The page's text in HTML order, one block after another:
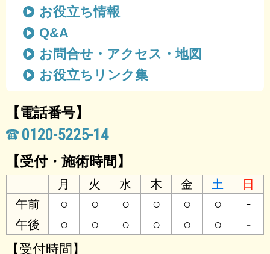
お役立ち情報
Q&A
お問合せ・アクセス・地図
お役立ちリンク集
【電話番号】
0120-5225-14
【受付・施術時間】
月 火 水 木 金 土
日
午前
○ ○ ○ ○ ○ ○ -
午後 ○ ○ ○ ○ ○ ○
-
【受付時間】